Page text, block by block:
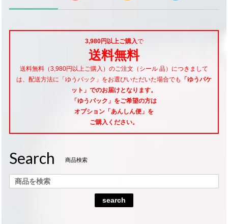
3,980円以上ご購入で
送料無料
送料無料（3,980円以上ご購入）のご注文（シール 品）につきまして
は、配送方法に「ゆうパック」をお選びいただいた場合でも
「ゆうパケ
ット」でのお届けとなります。
「ゆうパック」をご希望の方は
オプション「あんしん便」 を
ご購入ください。
Search 商品検索
search